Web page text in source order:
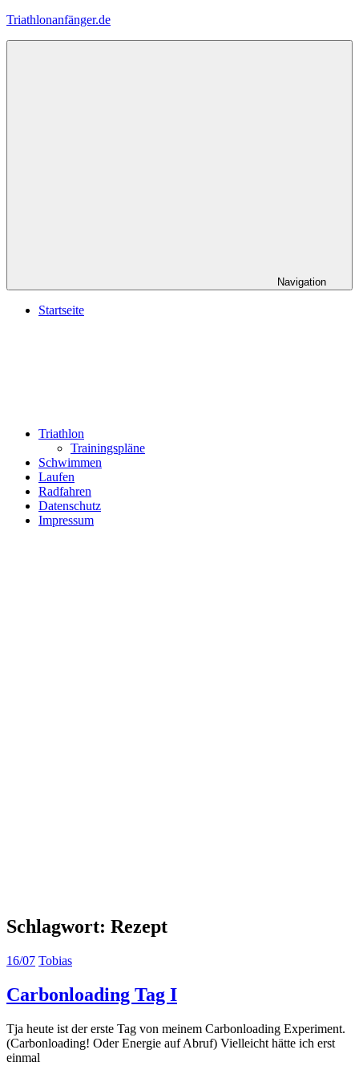
Zum
Triathlonanfänger.de
Navigation
Startseite
Triathlon
Trainingspläne
Schwimmen
Laufen
Radfahren
Datenschutz
Impressum
Schlagwort: Rezept
16/07 Tobias
Carbonloading Tag I
Tja heute ist der erste Tag von meinem Carbonloading Experiment.
(Carbonloading! Oder Energie auf Abruf) Vielleicht hätte ich erst
einmal